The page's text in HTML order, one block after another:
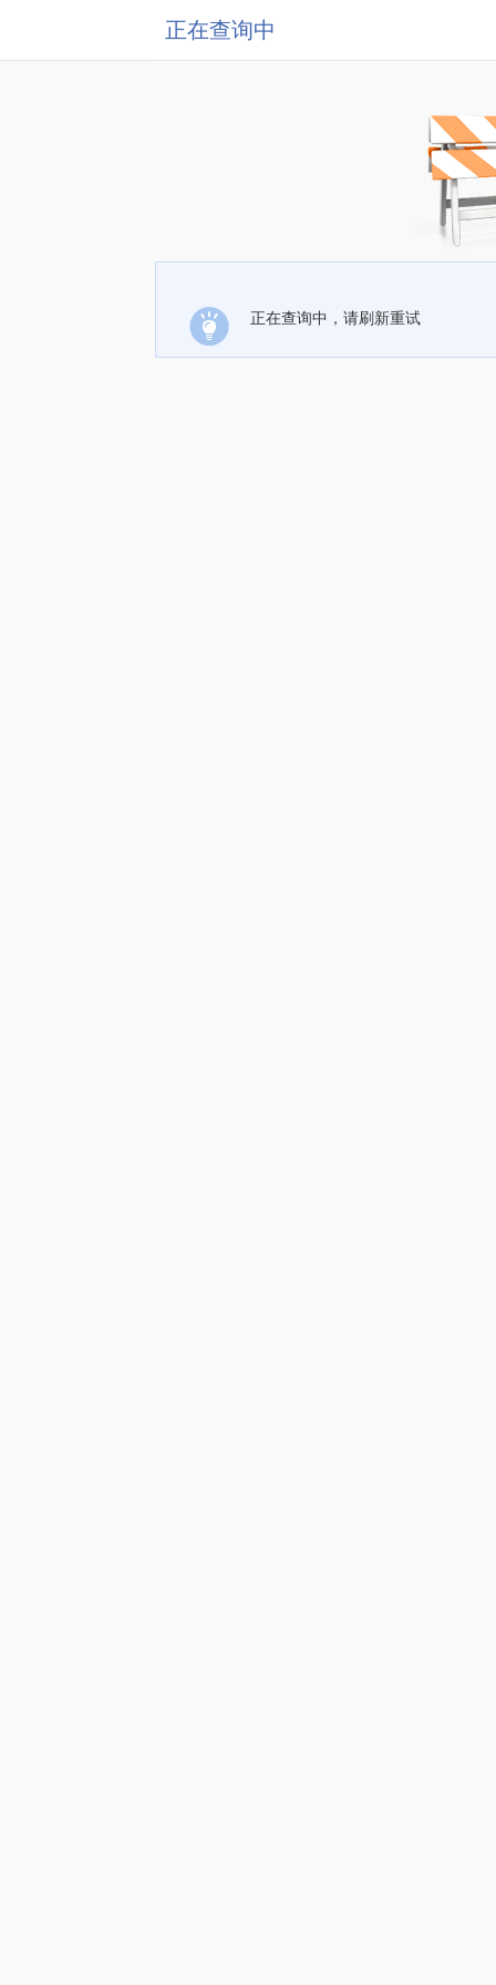
正在查询中
正在查询中，请刷新重试